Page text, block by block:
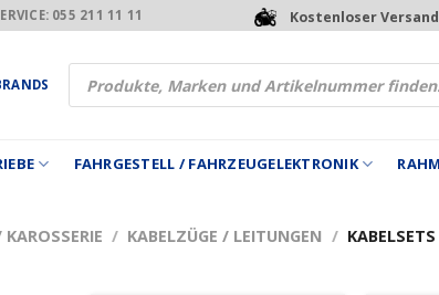
055 211 11 11 Kostenloser Versand
Products
search
FAHRGESTELL / FAHRZEUGELEKTRONIK
/ KABELZÜGE / LEITUNGEN / KABELSETS